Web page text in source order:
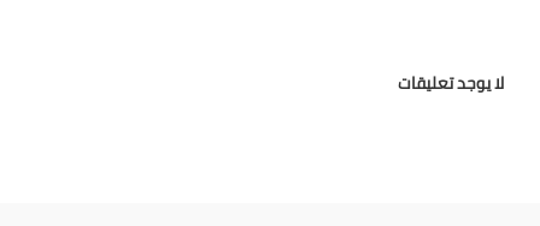
لا يوجد تعليقات